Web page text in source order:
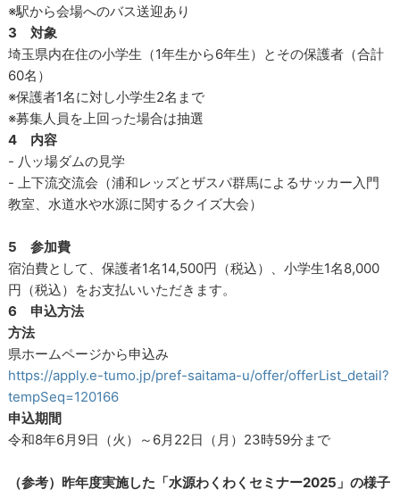
※駅から会場へのバス送迎あり
3 対象
埼玉県内在住の小学生（1年生から6年生）とその保護者（合計
60名）
※保護者1名に対し小学生2名まで
※募集人員を上回った場合は抽選
4 内容
- 八ッ場ダムの見学
- 上下流交流会（浦和レッズとザスパ群馬によるサッカー入門
教室、水道水や水源に関するクイズ大会）
5 参加費
宿泊費として、保護者1名14,500円（税込）、小学生1名8,000
円（税込）をお支払いいただきます。
6 申込方法
方法
県ホームページから申込み
https://apply.e-tumo.jp/pref-saitama-u/offer/offerList_detail?
tempSeq=120166
申込期間
令和8年6月9日（火）～6月22日（月）23時59分まで
（参考）昨年度実施した「水源わくわくセミナー2025」の様子